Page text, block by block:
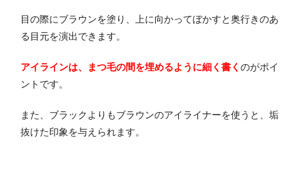
目の際にブラウンを塗り、上に向かってぼかすと奥行きのあ
る目元を演出できます。
アイラインは、まつ毛の間を埋めるように細く書く のがポイ
ントです。
また、ブラックよりもブラウンのアイライナーを使うと、垢
抜けた印象を与えられます。